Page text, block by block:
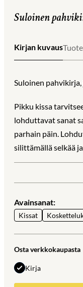
Suloinen
Kirjan kuvaus
Suloinen
Pikku kissa
lohduttavat sanat
parhain päin.
silittämällä selkää
Avainsanat:
Kissat
Osta verkkokaupasta
Kirja